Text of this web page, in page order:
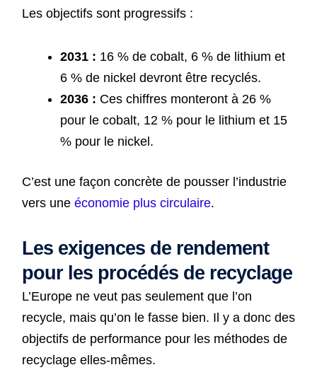
Les objectifs sont progressifs :
2031 : 16 % de cobalt, 6 % de lithium et
6 % de nickel devront être recyclés.
2036 : Ces chiffres monteront à 26 %
pour le cobalt, 12 % pour le lithium et 15
% pour le nickel.
C’est une façon concrète de pousser l’industrie
vers une économie plus circulaire.
Les exigences de rendement
pour les procédés de recyclage
L’Europe ne veut pas seulement que l’on
recycle, mais qu’on le fasse bien. Il y a donc des
objectifs de performance pour les méthodes de
recyclage elles-mêmes.